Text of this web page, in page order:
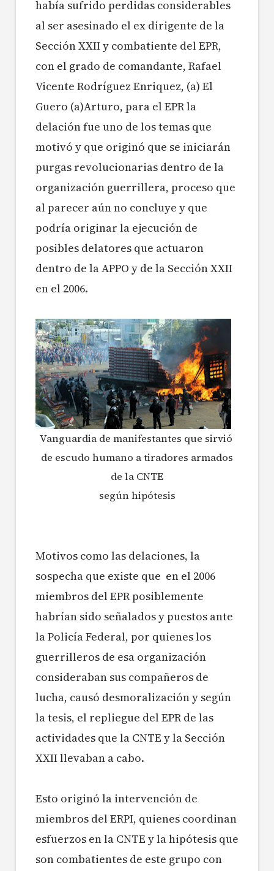
había sufrido perdidas considerables
al ser asesinado el ex dirigente de la
Sección XXII y combatiente del EPR,
con el grado de comandante, Rafael
Vicente Rodríguez Enriquez, (a) El
Guero (a)Arturo, para el EPR la
delación fue uno de los temas que
motivó y que originó que se iniciarán
purgas revolucionarias dentro de la
organización guerrillera, proceso que
al parecer aún no concluye y que
podría originar la ejecución de
posibles delatores que actuaron
dentro de la APPO y de la Sección XXII
en el 2006.
Vanguardia de manifestantes que sirvió
de escudo humano a tiradores armados
de la CNTE
según hipótesis
Motivos como las delaciones, la
sospecha que existe que en el 2006
miembros del EPR posiblemente
habrían sido señalados y puestos ante
la Policía Federal, por quienes los
guerrilleros de esa organización
consideraban sus compañeros de
lucha, causó desmoralización y según
la tesis, el repliegue del EPR de las
actividades que la CNTE y la Sección
XXII llevaban a cabo.
Esto originó la intervención de
miembros del ERPI, quienes coordinan
esfuerzos en la CNTE y la hipótesis que
son combatientes de este grupo con